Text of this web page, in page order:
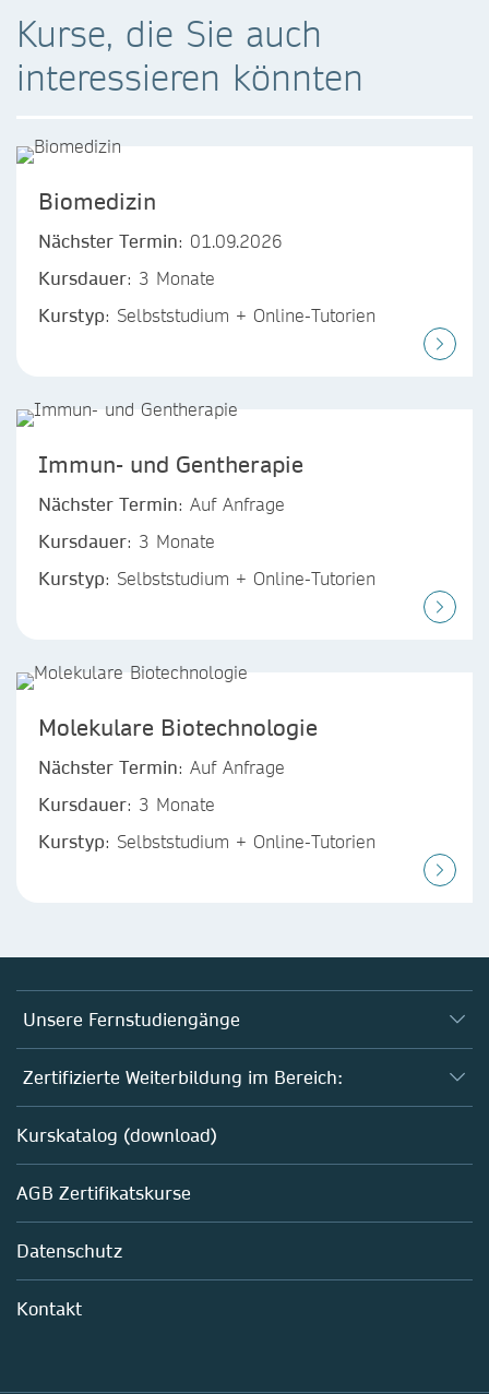
Kurse, die Sie auch
interessieren könnten
Biomedizin
Nächster Termin: 01.09.2026
Kursdauer: 3 Monate
Kurstyp: Selbststudium + Online-Tutorien
Immun- und Gentherapie
Nächster Termin: Auf Anfrage
Kursdauer: 3 Monate
Kurstyp: Selbststudium + Online-Tutorien
Molekulare Biotechnologie
Nächster Termin: Auf Anfrage
Kursdauer: 3 Monate
Kurstyp: Selbststudium + Online-Tutorien
Unsere Fernstudiengänge
Fernstudium Biologie
Fernstudium B. Sc. Chemie
Fernstudium M. Sc. Biotechnologie
Zertifizierte Weiterbildung im Bereich:
AZAV-geförderte Weiterbildungskurse
Biotechnologie
Chemie
Mitarbeiterführung im Labor
Kurskatalog (download)
AGB Zertifikatskurse
Datenschutz
Kontakt